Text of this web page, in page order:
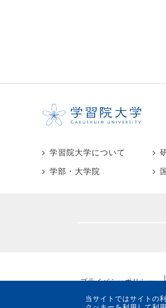
当サイトではサイトの
学習院大学について
学部・大学院
プライバシーポリシー